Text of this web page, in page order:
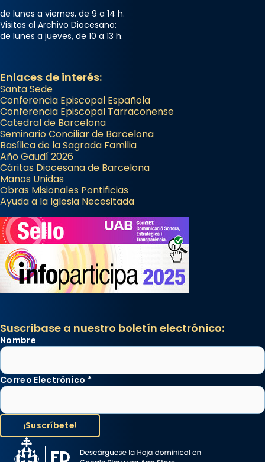
de lunes a viernes, de 9 a 14 h.
Visitas al Archivo Diocesano:
de lunes a jueves, de 10 a 13 h.
Enlaces de interés:
Santa Sede
Conferencia Episcopal Española
Conferencia Episcopal Tarraconense
Catedral de Barcelona
Seminario Conciliar de Barcelona
Basílica de la Sagrada Familia
Año Gaudí 2026
Cáritas Diocesana de Barcelona
Manos Unidas
Obras Misionales Pontificias
Ayuda a la Iglesia Necesitada
Suscríbase a nuestro boletín electrónico:
Nombre
Correo Electrónico *